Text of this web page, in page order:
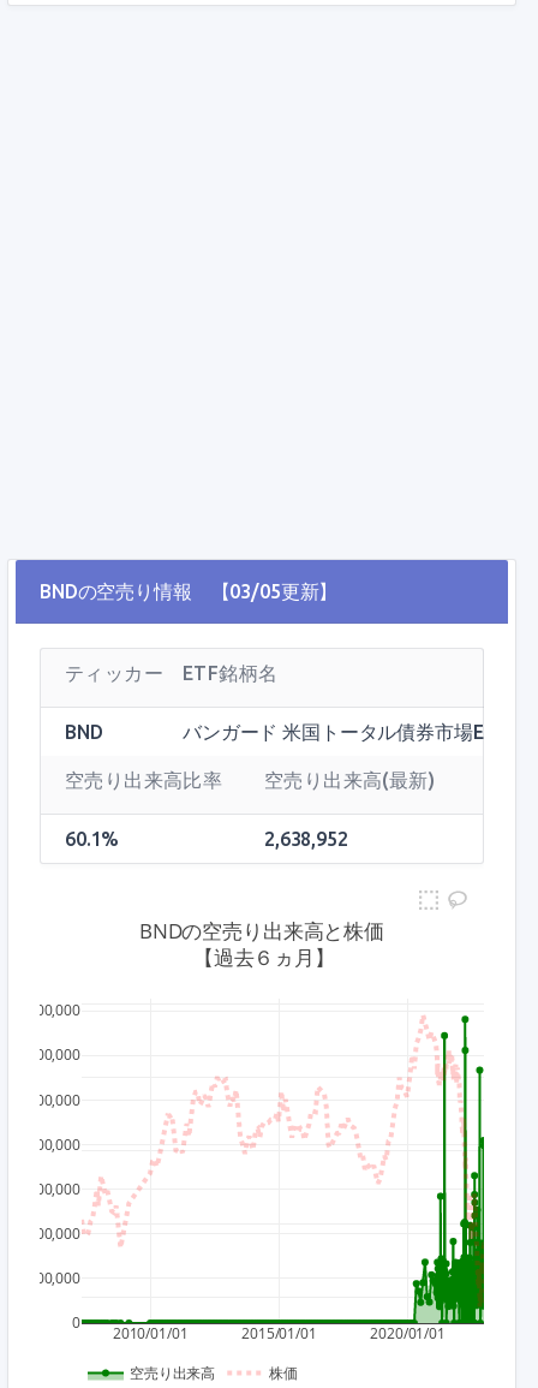
BNDの空売り情報 【03/05更新】
ティッカー ETF銘柄名
BND バンガード 米国トータル債券市場ETF
空売り出来高比率 空売り出来高(最新)
60.1% 2,638,952
2010/01/01 2015/01/01 2020/01/01
0
2,000,000
4,000,000
6,000,000
8,000,000
10,000,000
12,000,000
14,000,000
空売り出来高 株価
BNDの空売り出来高と株価
【過去６ヵ月】